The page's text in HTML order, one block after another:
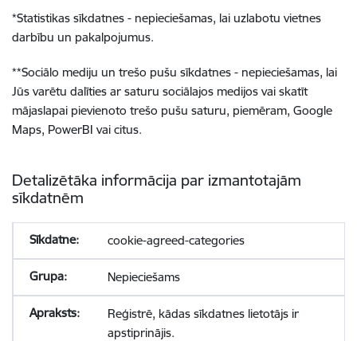
*Statistikas sīkdatnes - nepieciešamas, lai uzlabotu vietnes
darbību un pakalpojumus.
**Sociālo mediju un trešo pušu sīkdatnes - nepieciešamas, lai
Jūs varētu dalīties ar saturu sociālajos medijos vai skatīt
mājaslapai pievienoto trešo pušu saturu, piemēram, Google
Maps, PowerBI vai citus.
Detalizētāka informācija par izmantotajām
sīkdatnēm
cookie-agreed-categories
Nepieciešams
Reģistrē, kādas sīkdatnes lietotājs ir
apstiprinājis.